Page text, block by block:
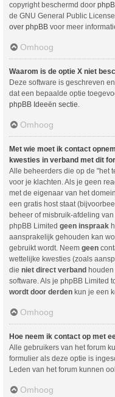
copyright beschermd door
de GNU General Public
over phpBB voor meer
Omhoog
Waarom is de optie X niet
Deze software is geschreven
dat een bepaalde optie
phpBB Ideeën sectie.
Omhoog
Met wie moet ik contact
kwesties in verband met dit
Alle beheerders die op de "het
voor je klachten. Als je geen
met de eigenaar van het
een gratis host staat
beheer of misbruik-afdeling
phpBB Limited geen inspraak
aansprakelijk gehouden kan
gebruikt wordt. Neem geen
wettelijke kwesties (zoals
die niet direct verband
software. Als je phpBB Limited
wordt door derden kun je een
Omhoog
Hoe neem ik contact op met
Alle gebruikers van het forum
formulier als deze optie is
Leden van het forum kunnen
Omhoog